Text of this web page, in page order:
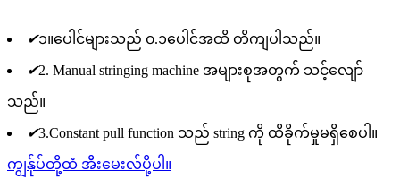
✔၁။ပေါင်များသည် ၀.၁ပေါင်အထိ တိကျပါသည်။
✔2. Manual stringing machine အများစုအတွက် သင့်လျော်
သည်။
✔3.Constant pull function သည် string ကို ထိခိုက်မှုမရှိစေပါ။
ကျွန်ုပ်တို့ထံ အီးမေးလ်ပို့ပါ။